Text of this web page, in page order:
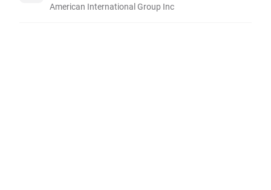
American International Group Inc